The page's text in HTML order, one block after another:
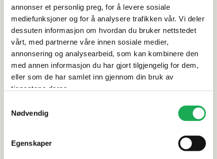
annonser et personlig preg, for å levere sosiale
mediefunksjoner og for å analysere trafikken vår. Vi deler
dessuten informasjon om hvordan du bruker nettstedet
vårt, med partnerne våre innen sosiale medier,
annonsering og analysearbeid, som kan kombinere den
med annen informasjon du har gjort tilgjengelig for dem,
eller som de har samlet inn gjennom din bruk av
tjenestene deres.
Nødvendig
Egenskaper
Rengjøring og vedlikehold
Leveringsinformasjon
Dokumentasjon
Alternative produkter